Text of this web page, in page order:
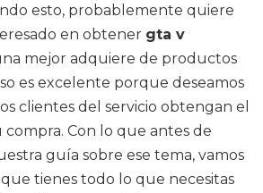
esto, probablemente quiere
en obtener gta v
mejor adquiere de productos
es excelente porque deseamos
clientes del servicio obtengan el
compra. Con lo que antes de
guía sobre ese tema, vamos
tienes todo lo que necesitas